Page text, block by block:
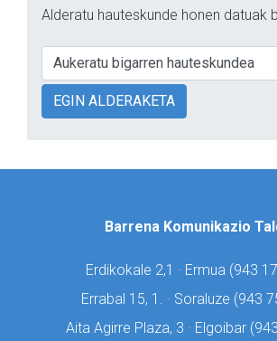
Alderatu hauteskunde honen datuak
EGIN ALDERAKETA
Barrena Komunikazio
Erdikokale 2,1 · Ermua (943
Errabal 15, 1. · Soraluze (943
Aita Agirre Plaza, 3 · Elgoibar (